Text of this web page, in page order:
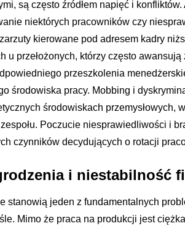
są często źródłem napięć i
niektórych pracowników czy
kierowane pod adresem kadry
u przełożonych, którzy często
przeszkolenia
środowiska pracy. Mobbing i
środowiskach przemysłowych,
Poczucie niesprawiedliwości i
czynników decydujących o rotacji
i niestabilność
stanowią jeden z fundamentalnych
Mimo że praca na produkcji jest